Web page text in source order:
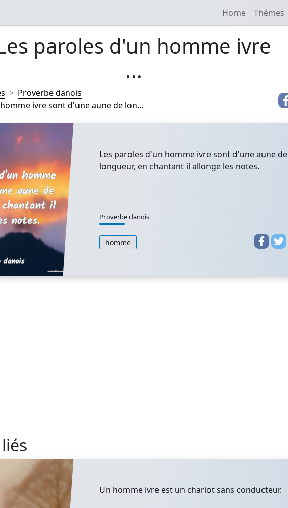
Home Thémes
paroles d'un homme ivre
...
Proverbe danois
ivre sont d'une aune de lon...
Les paroles d'un homme ivre sont d'une aune de
longueur, en chantant il allonge les notes.
Proverbe danois
homme
Un homme ivre est un chariot sans conducteur.